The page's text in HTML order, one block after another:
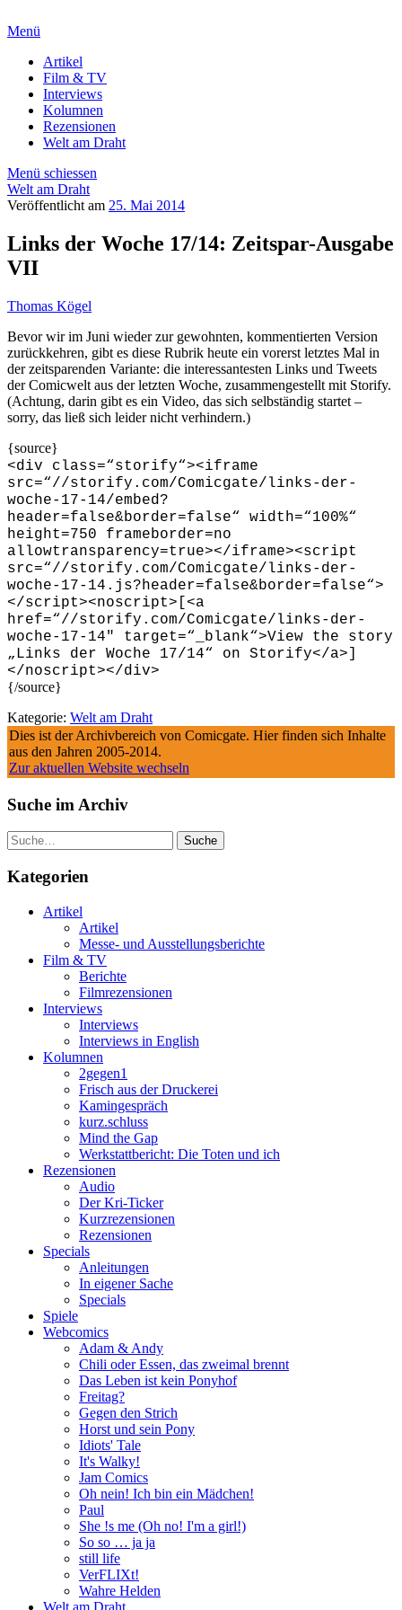
Menü
Artikel
Film & TV
Interviews
Kolumnen
Rezensionen
Welt am Draht
Menü schiessen
Welt am Draht
Veröffentlicht am 25. Mai 2014
Links der Woche 17/14: Zeitspar-Ausgabe
VII
Thomas Kögel
Bevor wir im Juni wieder zur gewohnten, kommentierten Version
zurückkehren, gibt es diese Rubrik heute ein vorerst letztes Mal in
der zeitsparenden Variante: die interessantesten Links und Tweets
der Comicwelt aus der letzten Woche, zusammengestellt mit Storify.
(Achtung, darin gibt es ein Video, das sich selbständig startet –
sorry, das ließ sich leider nicht verhindern.)
{source}
<div class=“storify“><iframe
src=“//storify.com/Comicgate/links-der-
woche-17-14/embed?
header=false&border=false“ width=“100%“
height=750 frameborder=no
allowtransparency=true></iframe><script
src=“//storify.com/Comicgate/links-der-
woche-17-14.js?header=false&border=false“>
</script><noscript> [<a
href=“//storify.com/Comicgate/links-der-
woche-17-14″ target=“_blank“>View the story
„Links der Woche 17/14“ on Storify</a> ]
</noscript></div>
{/source}
Kategorie: Welt am Draht
Dies ist der Archivbereich von Comicgate. Hier finden sich Inhalte
aus den Jahren 2005-2014.
Zur aktuellen Website wechseln
Suche im Archiv
Suche
Kategorien
Artikel
Artikel
Messe- und Ausstellungsberichte
Film & TV
Berichte
Filmrezensionen
Interviews
Interviews
Interviews in English
Kolumnen
2gegen1
Frisch aus der Druckerei
Kamingespräch
kurz.schluss
Mind the Gap
Werkstattbericht: Die Toten und ich
Rezensionen
Audio
Der Kri-Ticker
Kurzrezensionen
Rezensionen
Specials
Anleitungen
In eigener Sache
Specials
Spiele
Webcomics
Adam & Andy
Chili oder Essen, das zweimal brennt
Das Leben ist kein Ponyhof
Freitag?
Gegen den Strich
Horst und sein Pony
Idiots' Tale
It's Walky!
Jam Comics
Oh nein! Ich bin ein Mädchen!
Paul
She !s me (Oh no! I'm a girl!)
So so … ja ja
still life
VerFLIXt!
Wahre Helden
Welt am Draht